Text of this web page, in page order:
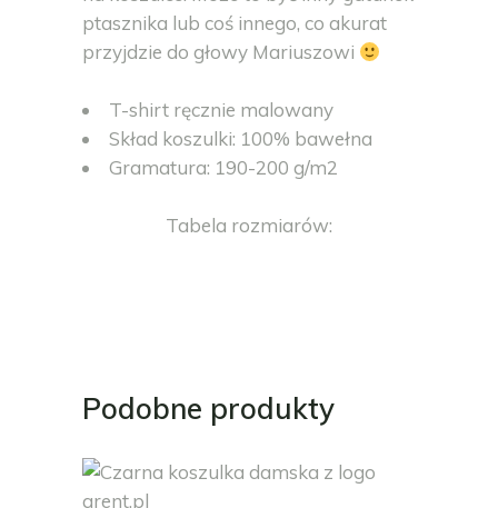
ptasznika lub coś innego, co akurat
przyjdzie do głowy Mariuszowi
T-shirt ręcznie malowany
Skład koszulki: 100% bawełna
Gramatura: 190-200 g/m2
Tabela rozmiarów:
Podobne produkty